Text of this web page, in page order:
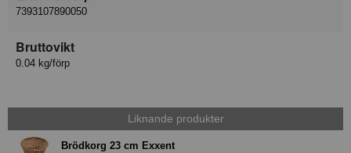
7393107890050
Bruttovikt
0.04 kg/förp
Liknande produkter
Brödkorg 23 cm Exxent